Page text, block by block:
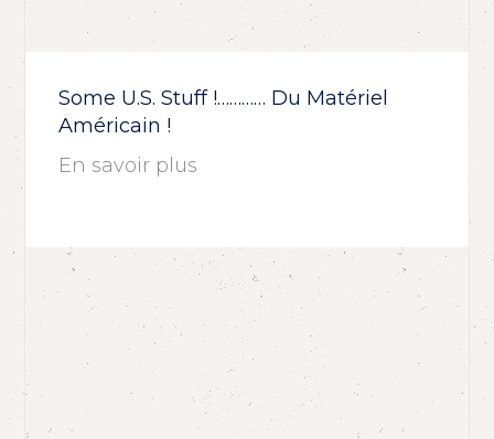
Some U.S. Stuff !………… Du Matériel
Américain !
En savoir plus